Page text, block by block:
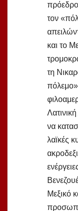
τον
και το
τη
πόλεμο»
να
λαϊκές
Μεξικό